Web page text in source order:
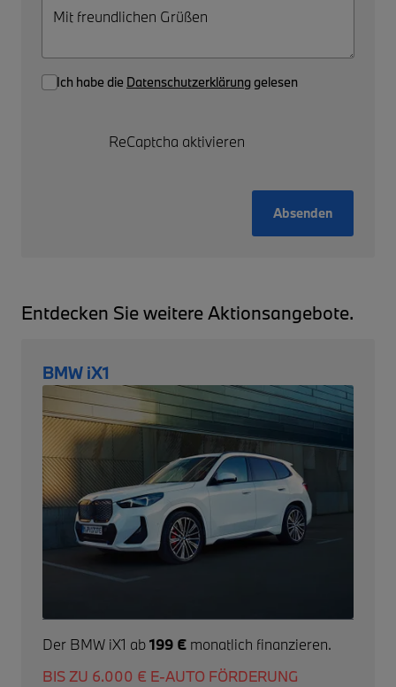
Ich habe die Datenschutzerklärung gelesen
ReCaptcha aktivieren
Absenden
Entdecken Sie weitere Aktionsangebote.
BMW iX1
Der BMW iX1 ab199 € monatlich finanzieren.
BIS ZU 6.000 € E-AUTO FÖRDERUNG